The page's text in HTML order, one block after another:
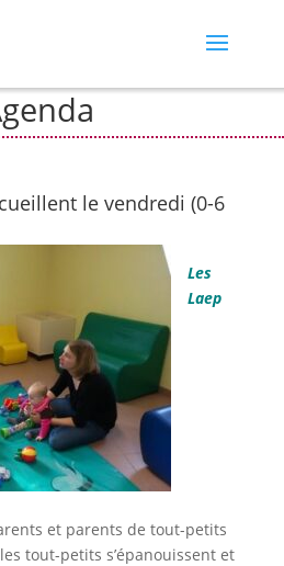
le vendredi (0-6
Les
Laep
et parents de tout-petits
tout-petits s’épanouissent et